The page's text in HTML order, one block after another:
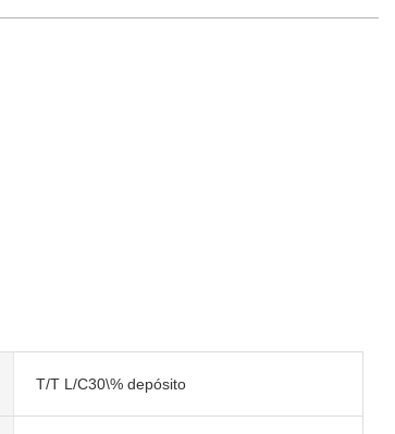
T/T L/C30\% depósito